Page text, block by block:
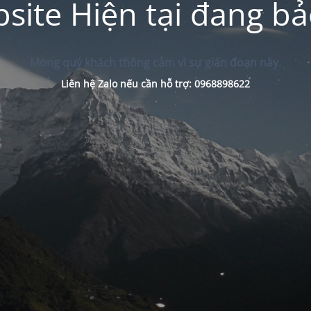
Hiện tại đang
Mong quý khách thông cảm vì sự gián đoạn này.
Liên hệ Zalo nếu cần hỗ trợ: 0968898622